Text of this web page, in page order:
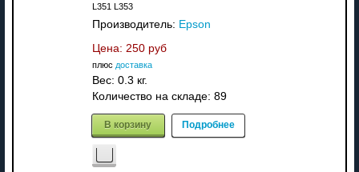
L351 L353
Производитель: Epson
Цена: 250 руб
плюс доставка
Вес: 0.3 кг.
Количество на складе: 89
В корзину Подробнее